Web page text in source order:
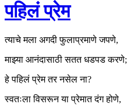
पहिलं प्रेम
त्याचे मला अगदी फुलाप्रमाणे जपणे,
माझ्या आनंदासाठी सतत धडपड करणे;
हे पहिलं प्रेम तर नसेल ना?
स्वतःला विसरून या प्रेमात दंग होणे,